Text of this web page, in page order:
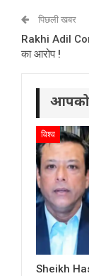
पिछली खबर
Rakhi Adil
का आरोप !
आपको
विश्व
Sheikh